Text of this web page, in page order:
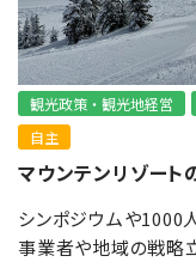
観光政策・観光地経営
自主
マウンテンリゾート
シンポジウムや1000
事業者や地域の戦略